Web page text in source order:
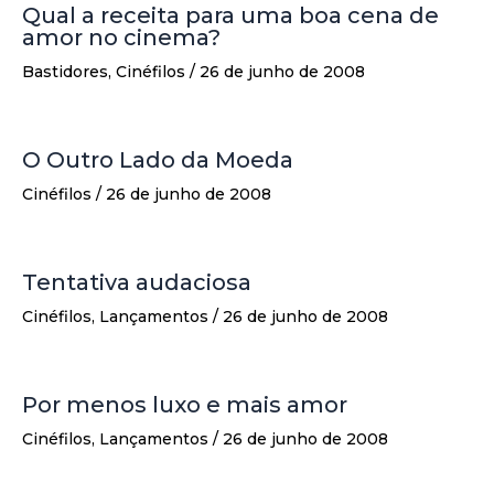
Qual a receita para uma boa cena de
amor no cinema?
Bastidores, Cinéfilos / 26 de junho de 2008
O Outro Lado da Moeda
Cinéfilos / 26 de junho de 2008
Tentativa audaciosa
Cinéfilos, Lançamentos / 26 de junho de 2008
Por menos luxo e mais amor
Cinéfilos, Lançamentos / 26 de junho de 2008